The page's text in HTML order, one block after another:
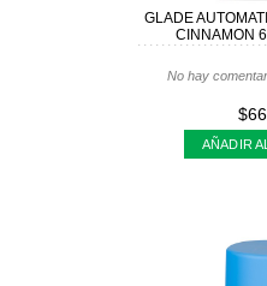
GLADE
CINNAMON
No hay
AÑADIR